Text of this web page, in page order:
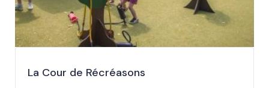
La Cour de Récréasons